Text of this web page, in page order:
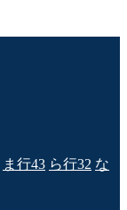
ま行43 ら行32 な